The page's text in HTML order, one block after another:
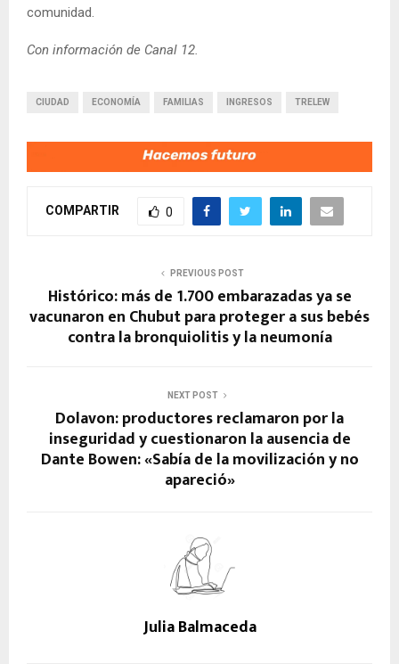
comunidad.
Con información de Canal 12.
CIUDAD ECONOMÍA FAMILIAS INGRESOS TRELEW
COMPARTIR 0
PREVIOUS POST
Histórico: más de 1.700 embarazadas ya se
vacunaron en Chubut para proteger a sus bebés
contra la bronquiolitis y la neumonía
NEXT POST
Dolavon: productores reclamaron por la
inseguridad y cuestionaron la ausencia de
Dante Bowen: «Sabía de la movilización y no
apareció»
Julia Balmaceda